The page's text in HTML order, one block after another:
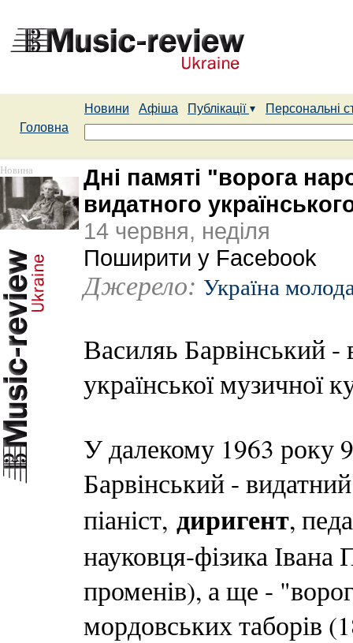
Новини Афіша Публікації
Персональні
Головна
Новина
Дні памяті "ворога
видатного
14 червня, неділя
Поширити у Facebook
Джерело: Україна
Василяь Барвінський -
української музичної
У далекому 1963 року
Барвінський -
піаніст, диригент,
науковця-фізика
променів), а ще -
мордовських таборів